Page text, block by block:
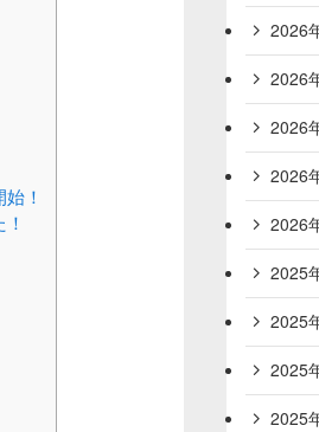
！
2026
2026
2026
2026
2026
2025
2025
2025
2025